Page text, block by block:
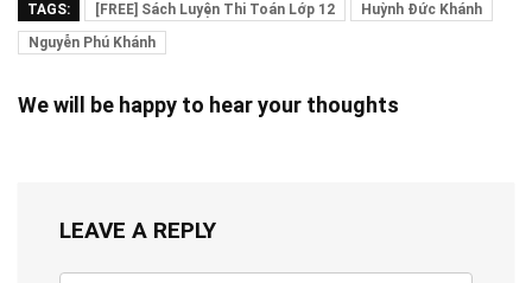
TAGS: [FREE] Sách Luyện Thi Toán Lớp 12
Huỳnh Đức Khánh
Nguyễn Phú Khánh
We will be happy to hear your thoughts
LEAVE A REPLY